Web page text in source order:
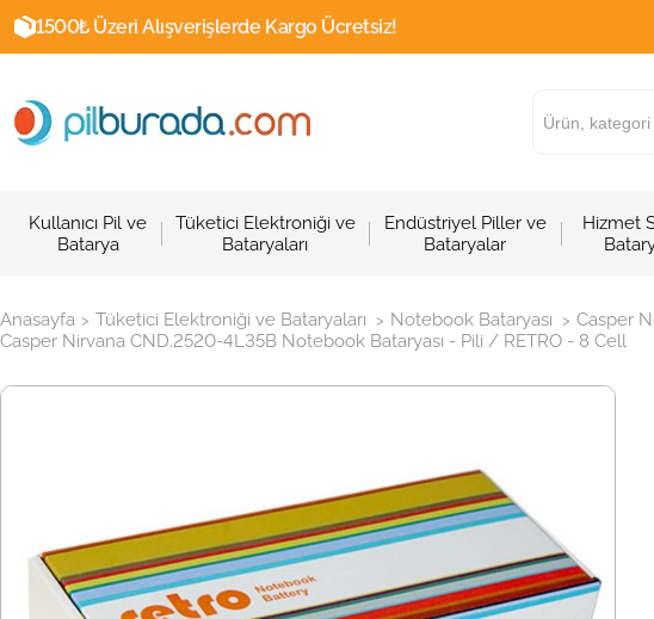
1500₺ Üzeri Alışverişlerde Kargo Ücretsiz!
Kullanıcı Pil ve
Batarya
Tüketici Elektroniği ve
Bataryaları
Endüstriyel Piller ve
Bataryalar
Hizmet
Anasayfa > Tüketici Elektroniği ve Bataryaları > Notebook Bataryası > Casper
Casper Nirvana CND.2520-4L35B Notebook Bataryası - Pili / RETRO - 8 Cell